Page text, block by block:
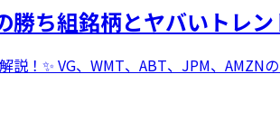
勝ち組銘柄とヤバいトレ
説！✨ VG、WMT、ABT、JPM、